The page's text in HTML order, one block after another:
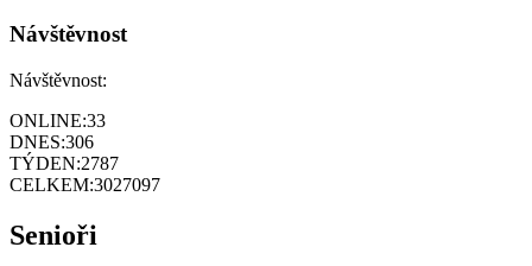
Návštěvnost
Návštěvnost:
ONLINE:33
DNES:306
TÝDEN:2787
CELKEM:3027097
Senioři